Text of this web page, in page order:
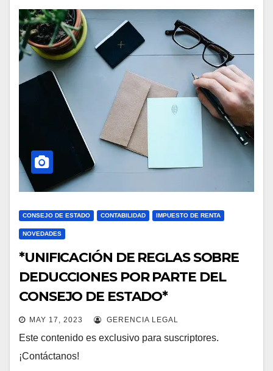
CONSEJO DE ESTADO CONTABILIDAD IMPUESTO DE RENTA
NOVEDADES
*UNIFICACIÓN DE REGLAS SOBRE
DEDUCCIONES POR PARTE DEL
CONSEJO DE ESTADO*
MAY 17, 2023 GERENCIA LEGAL
Este contenido es exclusivo para suscriptores.
¡Contáctanos!